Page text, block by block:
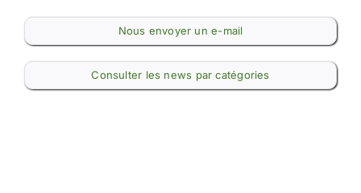
Nous envoyer un e-mail
Consulter les news par catégories